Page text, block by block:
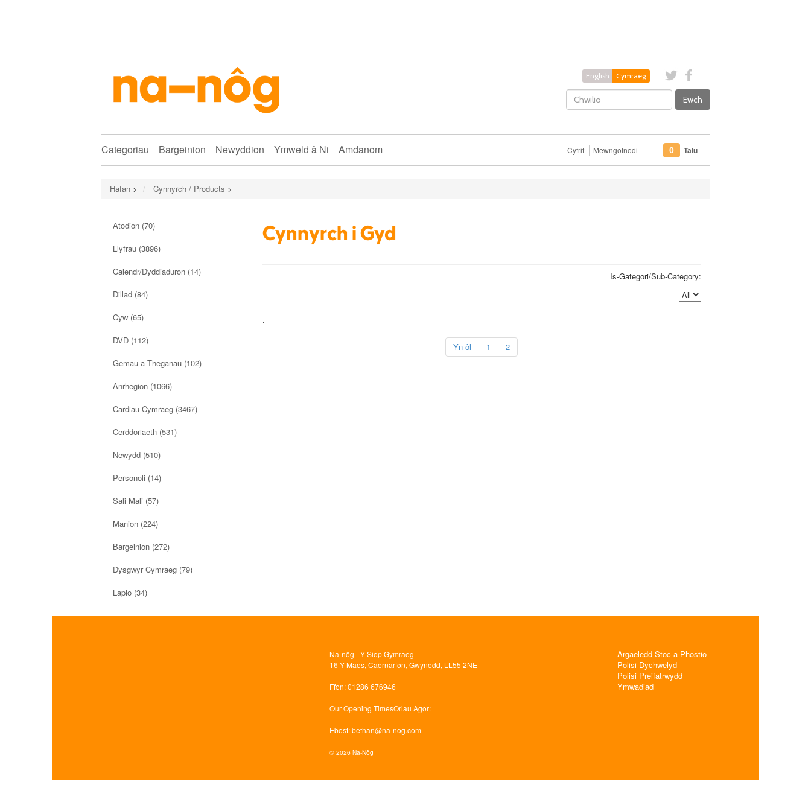
English Cymraeg
Ewch
Categoriau Bargeinion Newyddion Ymweld â Ni Amdanom Cyfrif Mewngofnodi 0 Talu
Hafan > Cynnyrch / Products >
Atodion (70)
Llyfrau (3896)
Calendr/Dyddiaduron (14)
Dillad (84)
Cyw (65)
DVD (112)
Gemau a Theganau (102)
Anrhegion (1066)
Cardiau Cymraeg (3467)
Cerddoriaeth (531)
Newydd (510)
Personoli (14)
Sali Mali (57)
Manion (224)
Bargeinion (272)
Dysgwyr Cymraeg (79)
Lapio (34)
Cynnyrch i Gyd
Is-Gategori/Sub-Category:
.
Yn ôl 1 2
Na-nôg - Y Siop Gymraeg
16 Y Maes, Caernarfon, Gwynedd, LL55 2NE
Ffon: 01286 676946
Our Opening TimesOriau Agor:
Ebost:bethan@na-nog.com
© 2026 Na-Nôg
Argaeledd Stoc a Phostio
Polisi Dychwelyd
Polisi Preifatrwydd
Ymwadiad